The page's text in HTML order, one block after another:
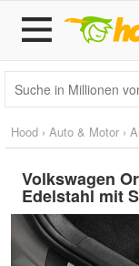
Hood › Auto & Motor ›
Volkswagen
Edelstahl mit